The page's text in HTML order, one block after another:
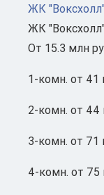
ЖК "Воксхолл"
ЖК
От 15.3 млн
1-комн. от 41
2-комн. от 44
3-комн. от 71
4-комн. от 75